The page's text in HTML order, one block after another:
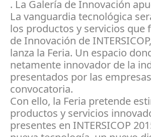
. La Galería de Innovación
La vanguardia tecnológica
los productos y servicios que
de Innovación de
lanza la Feria. Un espacio
netamente innovador de la
presentados por las
convocatoria.
Con ello, la Feria pretende
productos y servicios
presentes en INTERSICOP